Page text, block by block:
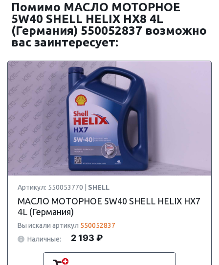
Помимо МАСЛО МОТОРНОЕ
5W40 SHELL HELIX HX8 4L
(Германия) 550052837 возможно
вас заинтересует:
Артикул: 550053770 | SHELL
МАСЛО МОТОРНОЕ 5W40 SHELL HELIX HX7
4L (Германия)
Вы искали артикул 550052837
Наличные:
2 193 ₽